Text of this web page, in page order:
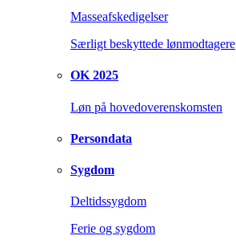
Masseafskedigelser
Særligt beskyttede lønmodtagere
OK 2025
Løn på hovedoverenskomsten
Persondata
Sygdom
Deltidssygdom
Ferie og sygdom